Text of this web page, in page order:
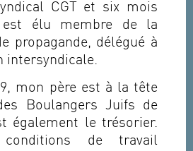
CGT et six mois
élu membre de la
propagande, délégué à
intersyndicale.
mon père est à la tête
Boulangers Juifs de
également le trésorier.
de travail